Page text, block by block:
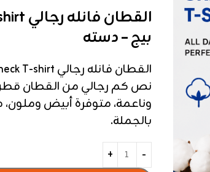
بيج – دسته
وناعمة، متوفرة أبيض وملون،
بالجملة.